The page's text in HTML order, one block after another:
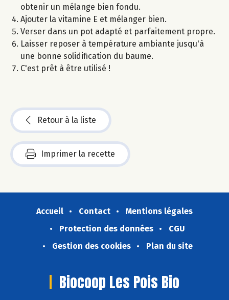
obtenir un mélange bien fondu.
Ajouter la vitamine E et mélanger bien.
Verser dans un pot adapté et parfaitement propre.
Laisser reposer à température ambiante jusqu'à
une bonne solidification du baume.
C'est prêt à être utilisé !
Retour à la liste
Imprimer la recette
Accueil Contact
Mentions légales
Protection des données
CGU
Gestion des cookies
Plan du site
Biocoop Les Pois Bio